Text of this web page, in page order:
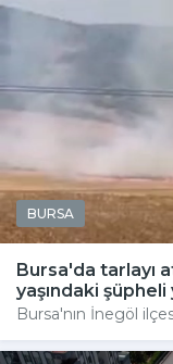
BURSA
Bursa'da tarlayı
yaşındaki şüpheli
Bursa'nın İnegöl